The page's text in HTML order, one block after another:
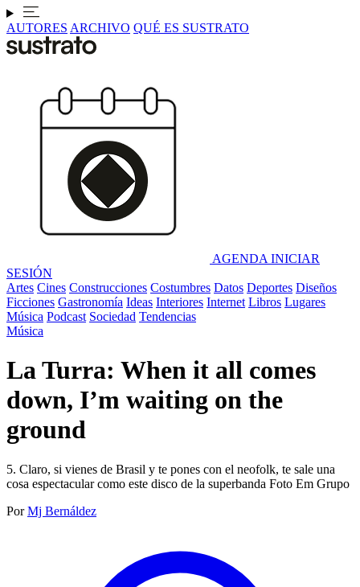
AUTORES ARCHIVO QUÉ ES SUSTRATO
AGENDA INICIAR
SESIÓN
Artes Cines Construcciones Costumbres Datos Deportes Diseños
Ficciones Gastronomía Ideas Interiores Internet Libros Lugares
Música Podcast Sociedad Tendencias
Música
La Turra: When it all comes
down, I’m waiting on the
ground
5. Claro, si vienes de Brasil y te pones con el neofolk, te sale una
cosa espectacular como este disco de la superbanda Foto Em Grupo
Por Mj Bernáldez